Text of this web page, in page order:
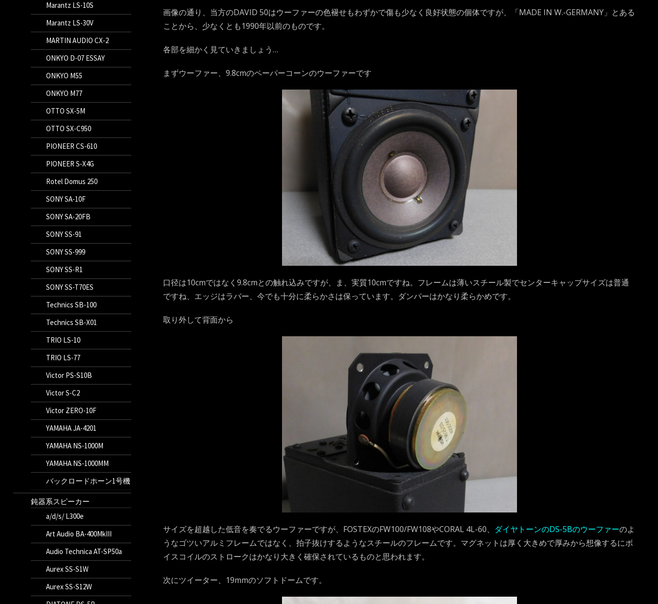
Marantz LS-10S
Marantz LS-30V
MARTIN AUDIO CX-2
ONKYO D-07 ESSAY
ONKYO M55
ONKYO M77
OTTO SX-5M
OTTO SX-C950
PIONEER CS-610
PIONEER S-X4G
Rotel Domus 250
SONY SA-10F
SONY SA-20FB
SONY SS-91
SONY SS-999
SONY SS-R1
SONY SS-T70ES
Technics SB-100
Technics SB-X01
TRIO LS-10
TRIO LS-77
Victor PS-S10B
Victor S-C2
Victor ZERO-10F
YAMAHA JA-4201
YAMAHA NS-1000M
YAMAHA NS-1000MM
バックロードホーン1号機
鈍器系スピーカー
a/d/s/ L300e
Art Audio BA-400MkIII
Audio Technica AT-SP50a
Aurex SS-S1W
Aurex SS-S12W
画像の通り、当方のDAVID 50はウーファーの色褪せもわずかで傷も少なく良好状態の個体ですが、「MADE IN W.-GERMANY」とある
ことから、少なくとも1990年以前のものです。
各部を細かく見ていきましょう…
まずウーファー、9.8cmのペーパーコーンのウーファーです
口径は10cmではなく9.8cmとの触れ込みですが、ま、実質10cmですね。フレームは薄いスチール製でセンターキャップサイズは普通
ですね、エッジはラバー、今でも十分に柔らかさは保っています。ダンパーはかなり柔らかめです。
取り外して背面から
サイズを超越した低音を奏でるウーファーですが、FOSTEXのFW100/FW108やCORAL 4L-60、 ダイヤトーンのDS-5Bのウーファーのよ
うなゴツいアルミフレームではなく、拍子抜けするようなスチールのフレームです。マグネットは厚く大きめで厚みから想像するにボ
イスコイルのストロークはかなり大きく確保されているものと思われます。
次にツイーター、19mmのソフトドームです。